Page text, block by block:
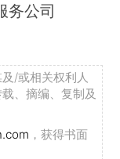
务公司
/或相关权利人
、摘编、复制及
，获得书面